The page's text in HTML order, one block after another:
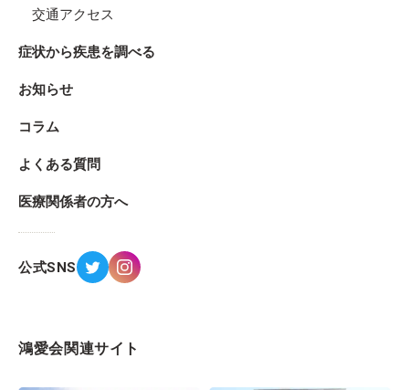
交通アクセス
症状から疾患を調べる
お知らせ
コラム
よくある質問
医療関係者の方へ
公式SNS
鴻愛会関連サイト